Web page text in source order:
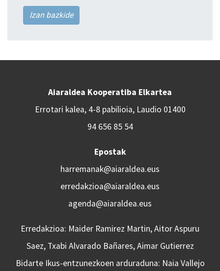
Izan bazkide
Aiaraldea Kooperatiba Elkartea
Errotari kalea, 4-8 pabilioia, Laudio 01400
94 656 85 54
Epostak
harremanak@aiaraldea.eus
erredakzioa@aiaraldea.eus
agenda@aiaraldea.eus
Erredakzioa: Maider Ramirez Martin, Aitor Aspuru
Saez, Txabi Alvarado Bañares, Aimar Gutierrez
Bidarte Ikus-entzunezkoen arduraduna: Naia Vallejo